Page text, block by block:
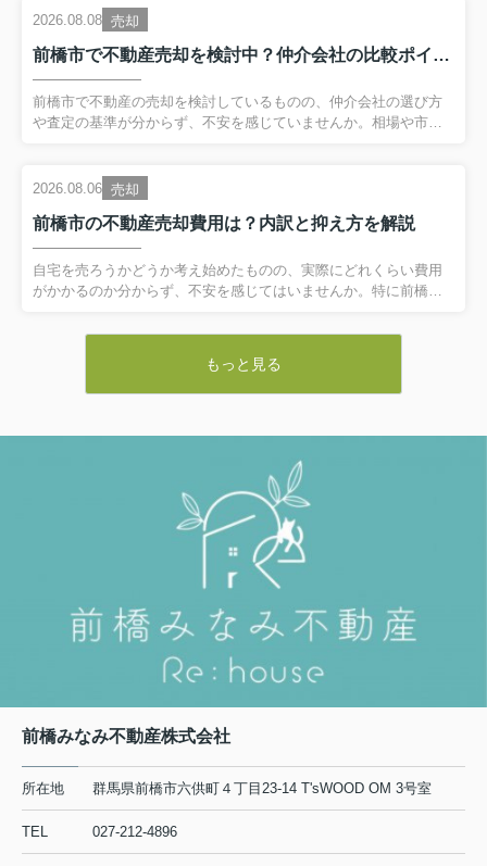
・公式LINE：検索→「
URL→「//lin.ee/rddfA5q 」
前橋みなみ不動産株式会社
＼通常営業中です／
定休日（水・木）
2026.08.06
前橋市の不動産売却費用は？内訳と抑
え方を解説
の、実際にどれくらい費用がかかるの
か分からず、不安を感じてはいません
か。特に前橋市で不動産の売却を検討
している方にとって、仲介手数料や登
前橋市の不動産売却はいつが良い？相
場と需要から売り時を見極め...
自宅の売却を考え始めたものの、前橋
市で不動産を売るならいつが良いの
か、判断に迷っていませんか。相場が
高いタイミングを狙いたい一方で、転
勤や住み替え、ローン残債など、待ち
過ぎることへの不安もあるはずです...
ケースも少なくありません。そこで本記事では、前橋市の不動産
市場の特徴をふまえながら、売却査定の仕組みや価格に影響する
ポイントを分かりやすく解説します。さらに、無料査定を依頼す
る前に準備しておきたい書類や情報、信頼できる査定業者を見極
めるチェックポイント、売却完了までの流れも丁寧に整理しまし
た。これから不動産売却を進めたい方が、焦らず納得のいく判断
2026.08.08 売却
前橋市で不動産売却を検討中？仲介会社の比較ポイントと査定の進め方
前橋市で不動産の売却を検討しているものの、仲介会社の選び方
や査定の基準が分からず、不安を感じていませんか。相場や市場
で本記事では、前橋市の不動産売却市場の傾向や、マンション・
戸建て・土地ごとの相場の目安を整理しながら、仲介会社への依
頼の流れと比較のポイントを分かりやすく解説します。さらに、
査定や仲介会社選びで失敗しないためのコツも押さえ、安心して
売却活動を進められるようサポートします。これから不動産の売
却を始めたい方は、ぜひ最後まで読み進めてください。 【目
2026.08.06 売却
前橋市の不動産売却費用は？内訳と抑え方を解説
自宅を売ろうかどうか考え始めたものの、実際にどれくらい費用
がかかるのか分からず、不安を感じてはいませんか。特に前橋市
連費用、税金など、費用の内訳を事前に把握しておくことはとて
発生するかによって、最終的に手元に残る金額が大きく変わって
くるからです。そこで本記事では、前橋市の不動産売却でかかり
算感をつかむためのポイントを分かりやすく解説します。これか
ら売却の準備を進めたい方は、ぜひ参考にしてみてください。
もっと見る
前橋みなみ不動産株式会社
所在地 群馬県前橋市六供町４丁目23‐14 T'sWOOD OM 3号室
TEL 027-212-4896